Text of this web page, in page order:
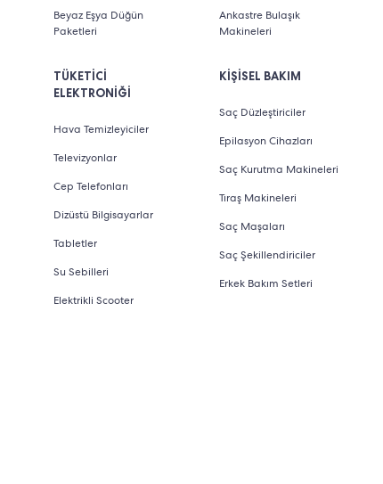
Beyaz Eşya Düğün
Paketleri
TÜKETİCİ
ELEKTRONİĞİ
Hava Temizleyiciler
Televizyonlar
Cep Telefonları
Dizüstü Bilgisayarlar
Tabletler
Su Sebilleri
Elektrikli Scooter
Ankastre Bulaşık
Makineleri
KİŞİSEL BAKIM
Saç Düzleştiriciler
Epilasyon Cihazları
Saç Kurutma Makineleri
Tıraş Makineleri
Saç Maşaları
Saç Şekillendiriciler
Erkek Bakım Setleri